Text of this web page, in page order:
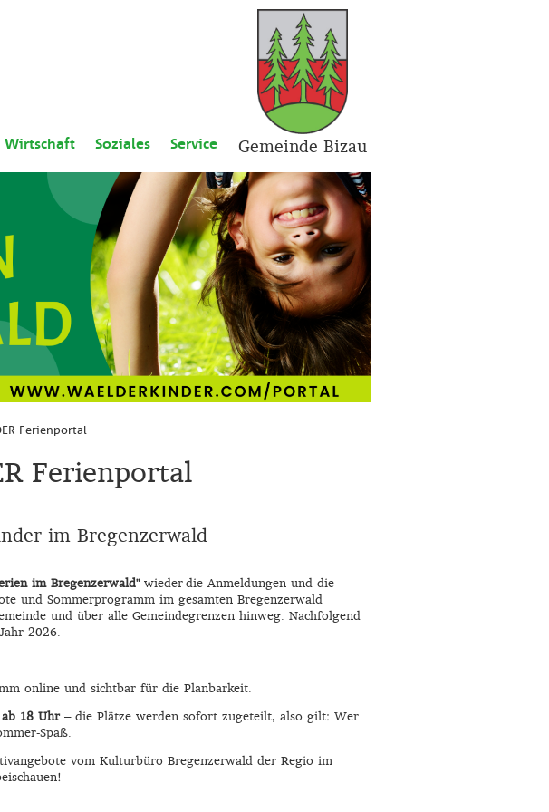
Gemeinde Bizau
Wirtschaft Soziales Service
Ferienportal
Ferienportal
im Bregenzerwald
im Bregenzerwald" wiederdie Anmeldungen und die
und Sommerprogramm im gesamten Bregenzerwald
und über alle Gemeindegrenzen hinweg. Nachfolgend
2026.
online und sichtbar für die Planbarkeit.
18 Uhr– die Plätze werden sofort zugeteilt, also gilt: Wer
Spaß.
vom Kulturbüro Bregenzerwald der Regio im